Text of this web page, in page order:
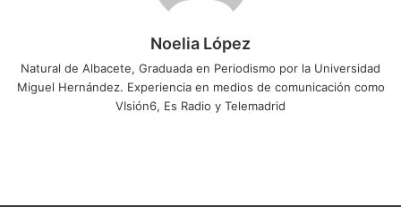
Noelia López
Natural de Albacete, Graduada en Periodismo por la Universidad
Miguel Hernández. Experiencia en medios de comunicación como
VIsión6, Es Radio y Telemadrid